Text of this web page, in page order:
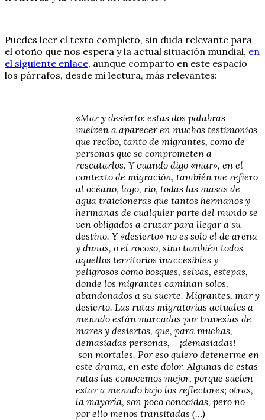
Puedes leer el texto completo, sin duda relevante para
el otoño que nos espera y la actual situación mundial, en
el siguiente enlace, aunque comparto en este espacio
los párrafos, desde mi lectura, más relevantes:
«Mar y desierto: estas dos palabras
vuelven a aparecer en muchos testimonios
que recibo, tanto de migrantes, como de
personas que se comprometen a
rescatarlos. Y cuando digo «mar», en el
contexto de migración, también me refiero
al océano, lago, río, todas las masas de
agua traicioneras que tantos hermanos y
hermanas de cualquier parte del mundo se
ven obligados a cruzar para llegar a su
destino. Y «desierto» no es solo el de arena
y dunas, o el rocoso, sino también todos
aquellos territorios inaccesibles y
peligrosos como bosques, selvas, estepas,
donde los migrantes caminan solos,
abandonados a su suerte. Migrantes, mar y
desierto. Las rutas migratorias actuales a
menudo están marcadas por travesías de
mares y desiertos, que, para muchas,
demasiadas personas, – ¡demasiadas! –
son mortales. Por eso quiero detenerme en
este drama, en este dolor. Algunas de estas
rutas las conocemos mejor, porque suelen
estar a menudo bajo los reflectores; otras,
la mayoría, son poco conocidas, pero no
por ello menos transitadas (…)